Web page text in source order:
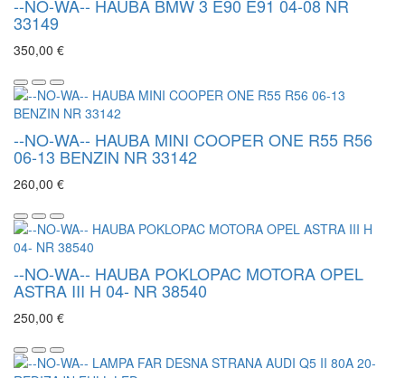
--NO-WA-- HAUBA BMW 3 E90 E91 04-08 NR
33149
350,00 €
--NO-WA-- HAUBA MINI COOPER ONE R55 R56
06-13 BENZIN NR 33142
260,00 €
--NO-WA-- HAUBA POKLOPAC MOTORA OPEL
ASTRA III H 04- NR 38540
250,00 €